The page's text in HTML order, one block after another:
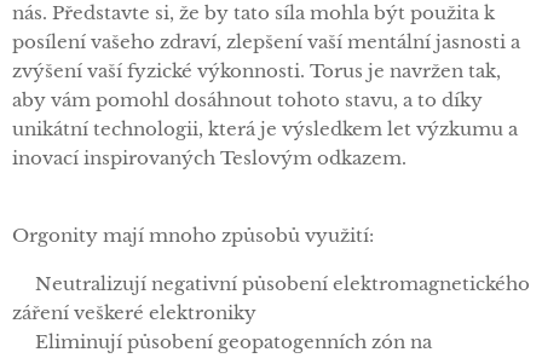
nás. Představte si, že by tato síla mohla být použita k
posílení vašeho zdraví, zlepšení vaší mentální jasnosti a
zvýšení vaší fyzické výkonnosti. Torus je navržen tak,
aby vám pomohl dosáhnout tohoto stavu, a to díky
unikátní technologii, která je výsledkem let výzkumu a
inovací inspirovaných Teslovým odkazem.
Orgonity mají mnoho způsobů využití:
✅Neutralizují negativní působení elektromagnetického
záření veškeré elektroniky
✅Eliminují působení geopatogenních zón na